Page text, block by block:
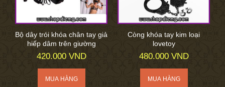
Bộ dây trói khóa chân tay giả
hiếp dâm trên giường
420.000 VND
Còng khóa tay kim loại
lovetoy
480.000 VND